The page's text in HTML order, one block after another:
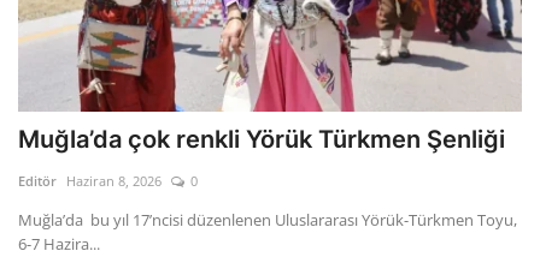
Muğla’da çok renkli Yörük Türkmen Şenliği
Editör Haziran 8, 2026 0
Muğla’da bu yıl 17’ncisi düzenlenen Uluslararası Yörük-Türkmen Toyu,
6-7 Hazira...